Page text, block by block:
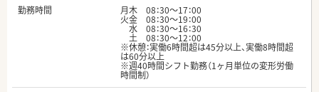
勤務時間
月木 08：30～17：00
火金 08：30～19：00
水 08：30～16：30
土 08：30～12：00
※休憩：実働6時間超は45分以上、実働8時間超
は60分以上
※週40時間シフト勤務（1ヶ月単位の変形労働
時間制）